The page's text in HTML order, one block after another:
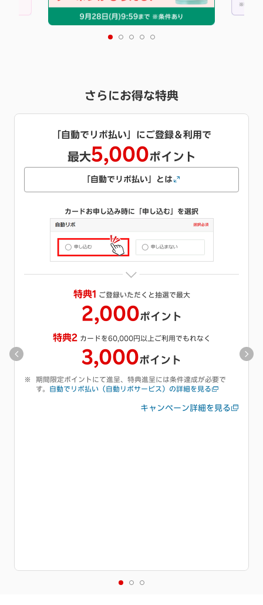
さらにお得な特典
キャッシング枠をご希望で
最大1,000ポイント
キャッシングとは
カードお申し込み時にご希望のご利用可能枠を選択
キャッシング枠をご希望いただくと抽選で最大
1,000ポイント
期間限定ポイントにて進呈、特典進呈には条件達成が必要で
キャンペーン詳細を見る
初利用キャンペーンも同時開催中